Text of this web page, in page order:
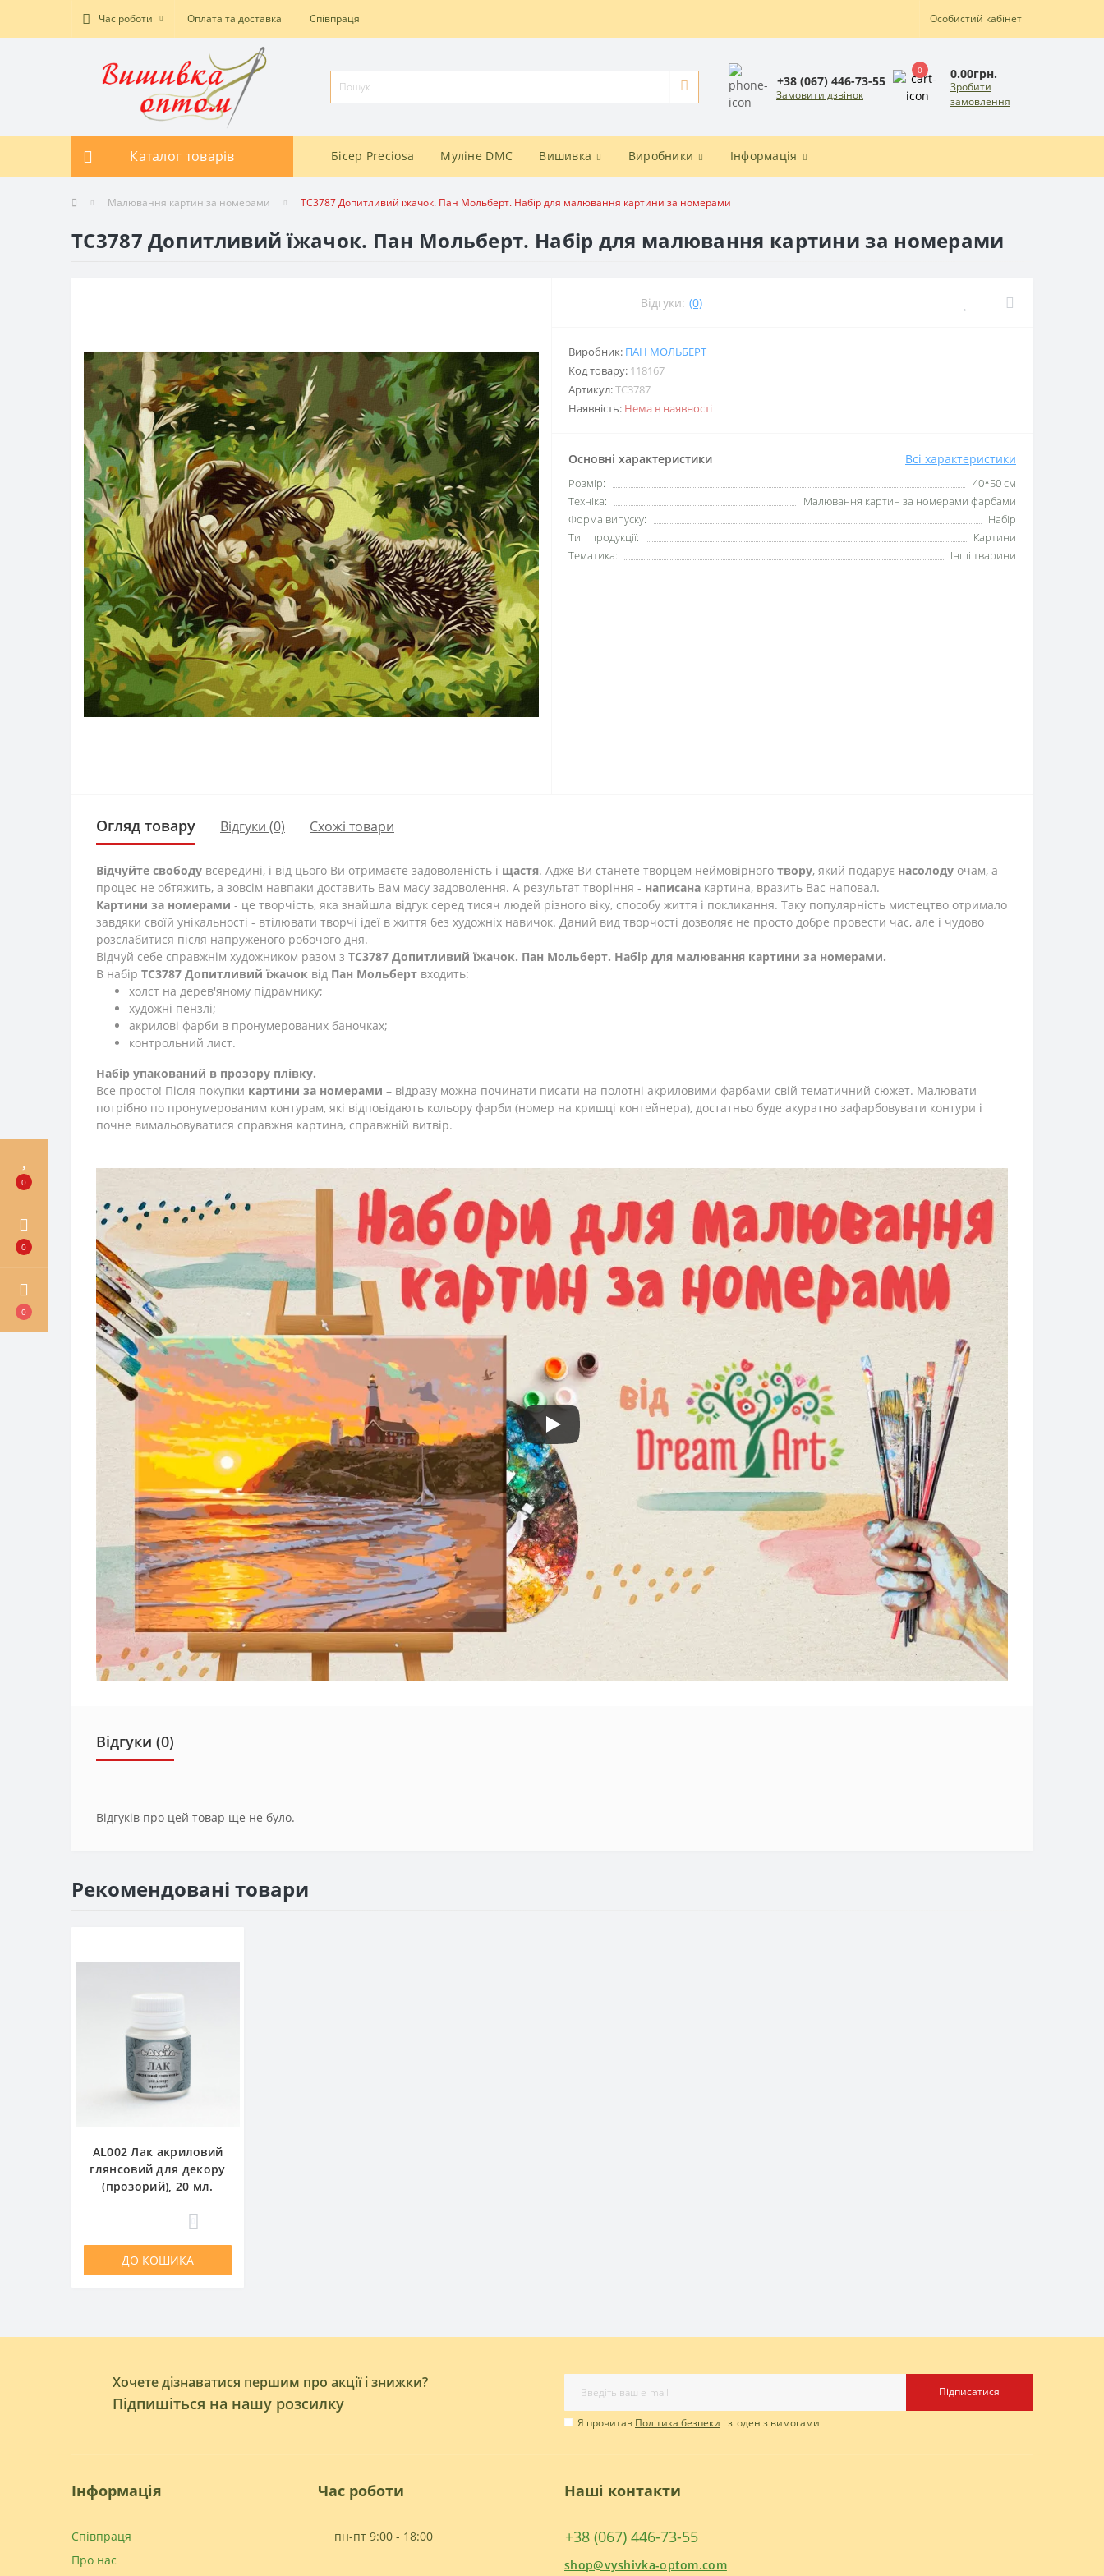
0
0
0
Час роботи Оплата та доставка Співпраця Особистий кабінет
+38 (067) 446-73-55
Замовити дзвінок
0 0.00грн.
Зробити
замовлення
Каталог товарів Бісер Preciosa Муліне DMC Вишивка Виробники Інформація
Малювання картин за номерами TC3787 Допитливий їжачок. Пан Мольберт. Набір для малювання картини за номерами
TC3787 Допитливий їжачок. Пан Мольберт. Набір для малювання картини за номерами
Відгуки: (0)
Виробник: ПАН МОЛЬБЕРТ
Код товару: 118167
Артикул:TC3787
Наявність: Нема в наявності
Основні характеристики Всі характеристики
Розмір:
40*50 см
Техніка:
Малювання картин за номерами фарбами
Форма випуску:
Набір
Тип продукції:
Картини
Тематика:
Інші тварини
Огляд товару Відгуки (0) Схожі товари
Відчуйте свободу всередині, і від цього Ви отримаєте задоволеність і щастя. Адже Ви станете творцем неймовірного твору, який подарує насолоду очам, а
процес не обтяжить, а зовсім навпаки доставить Вам масу задоволення. А результат творіння - написана картина, вразить Вас наповал.
Картини за номерами - це творчість, яка знайшла відгук серед тисяч людей різного віку, способу життя і покликання. Таку популярність мистецтво отримало
завдяки своїй унікальності - втілювати творчі ідеї в життя без художніх навичок. Даний вид творчості дозволяє не просто добре провести час, але і чудово
розслабитися після напруженого робочого дня.
Відчуй себе справжнім художником разом з TC3787 Допитливий їжачок. Пан Мольберт. Набір для малювання картини за номерами.
В набір TC3787 Допитливий їжачок від Пан Мольберт входить:
холст на дерев'яному підрамнику;
художні пензлі;
акрилові фарби в пронумерованих баночках;
контрольний лист.
Набір упакований в прозору плівку.
Все просто! Після покупки картини за номерами – відразу можна починати писати на полотні акриловими фарбами свій тематичний сюжет. Малювати
потрібно по пронумерованим контурам, які відповідають кольору фарби (номер на кришці контейнера), достатньо буде акуратно зафарбовувати контури і
почне вимальовуватися справжня картина, справжній витвір.
Відгуки (0)
Відгуків про цей товар ще не було.
Рекомендовані товари
AL002 Лак акриловий
глянсовий для декору
(прозорий), 20 мл.
ДО КОШИКА
Хочете дізнаватися першим про акції і знижки?
Підпишіться на нашу розсилку
Підписатися
Я прочитав Політика безпеки і згоден з вимогами
Інформація
Співпраця
Про нас
Час роботи
пн-пт 9:00 - 18:00
Наші контакти
+38 (067) 446-73-55
shop@vyshivka-optom.com